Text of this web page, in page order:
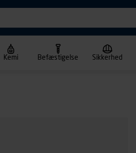
Kemi Befæstigelse Sikkerhed